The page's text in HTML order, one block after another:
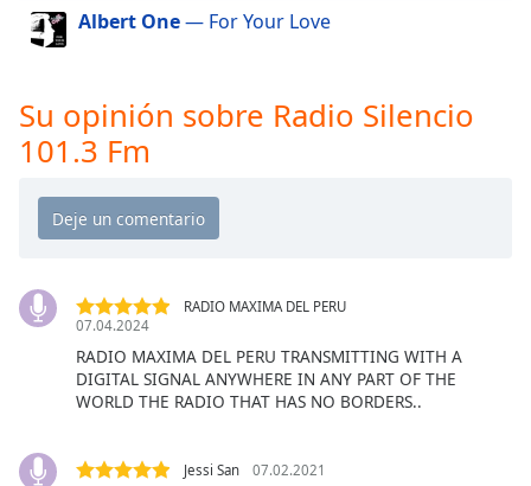
Color
Text
Background
Opacity
Background
Albert One— For Your Love
Su opinión sobre Radio Silencio
101.3 Fm
RADIO MAXIMA DEL PERU
07.04.2024
RADIO MAXIMA DEL PERU TRANSMITTING WITH A
DIGITAL SIGNAL ANYWHERE IN ANY PART OF THE
WORLD THE RADIO THAT HAS NO BORDERS..
Jessi San 07.02.2021